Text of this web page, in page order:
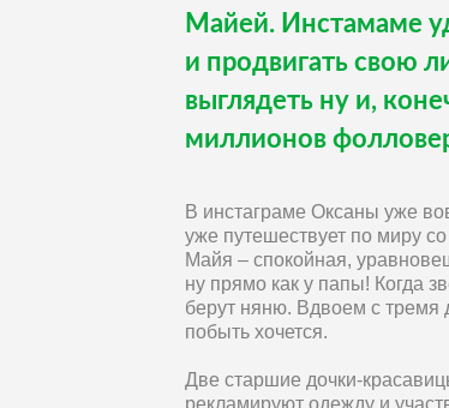
Майей. Инстамаме
и продвигать свою
выглядеть ну и,
миллионов
В инстаграме Оксаны уже
уже путешествует по миру
Майя – спокойная,
ну прямо как у папы! Когда
берут няню. Вдвоем с тремя
побыть хочется.
Две старшие дочки-
рекламируют одежду и